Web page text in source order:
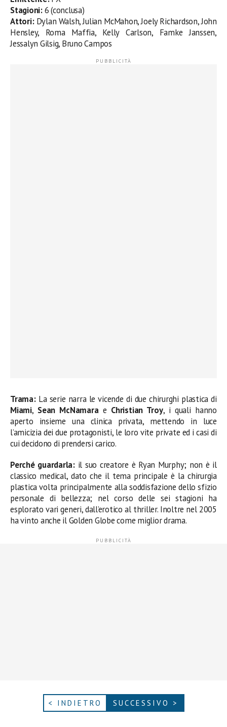
Stagioni:6 (conclusa)
Attori: Dylan Walsh, Julian McMahon, Joely Richardson, John
Hensley, Roma Maffia, Kelly Carlson, Famke Janssen,
Jessalyn Gilsig, Bruno Campos
Trama:La serie narra le vicende di due chirurghi plastica di
Miami, Sean McNamarae Christian Troy, i quali hanno
aperto insieme una clinica privata, mettendo in luce
l’amicizia dei due protagonisti, le loro vite private ed i casi di
cui decidono di prendersi carico.
Perché guardarla: il suo creatore è Ryan Murphy; non è il
classico medical, dato che il tema principale è la chirurgia
plastica volta principalmente alla soddisfazione dello sfizio
personale di bellezza; nel corso delle sei stagioni ha
esplorato vari generi, dall’erotico al thriller. Inoltre nel 2005
ha vinto anche il Golden Globe come miglior drama.
< INDIETRO SUCCESSIVO >